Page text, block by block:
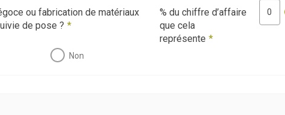
ou fabrication de matériaux
de pose ? *
Non
% du chiffre d’affaire
que cela
représente *